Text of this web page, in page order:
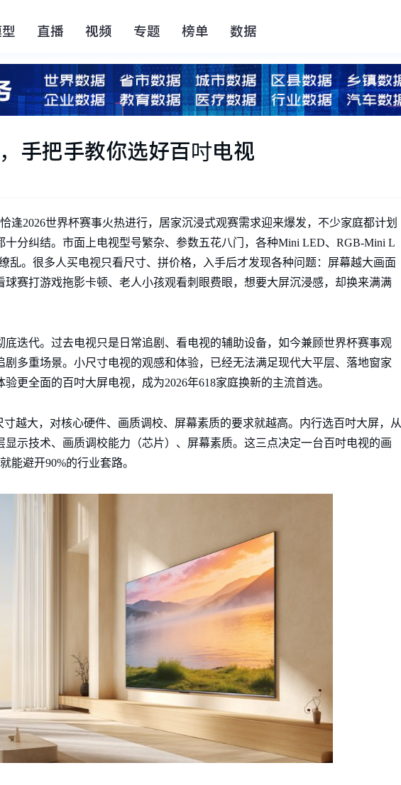
直播 视频 专题 榜单 数据
手把手教你选好百吋电视
逢2026世界杯赛事火热进行，居家沉浸式观赛需求迎来爆发，不少家庭都计划
分纠结。市面上电视型号繁杂、参数五花八门，各种Mini LED、RGB-Mini L
乱。很多人买电视只看尺寸、拼价格，入手后才发现各种问题：屏幕越大画面
赛打游戏拖影卡顿、老人小孩观看刺眼费眼，想要大屏沉浸感，却换来满满
迭代。过去电视只是日常追剧、看电视的辅助设备，如今兼顾世界杯赛事观
多重场景。小尺寸电视的观感和体验，已经无法满足现代大平层、落地窗家
更全面的百吋大屏电视，成为2026年618家庭换新的主流首选。
越大，对核心硬件、画质调校、屏幕素质的要求就越高。内行选百吋大屏，从
示技术、画质调校能力（芯片）、屏幕素质。这三点决定一台百吋电视的画
能避开90%的行业套路。